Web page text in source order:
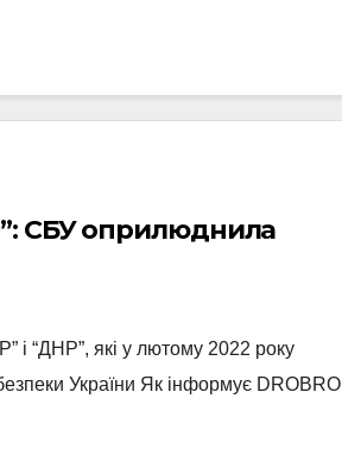
СБУ оприлюднила
і “ДНР”, які у лютому 2022 року
України Як інформує DROBRO